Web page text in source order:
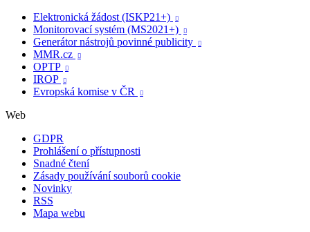
Elektronická žádost (ISKP21+)

Monitorovací systém (MS2021+) 
Generátor nástrojů povinné publicity 
MMR.cz 
OPTP 
IROP 
Evropská komise v ČR 
Web
GDPR
Prohlášení o přístupnosti
Snadné čtení
Zásady používání souborů cookie
Novinky
RSS
Mapa webu